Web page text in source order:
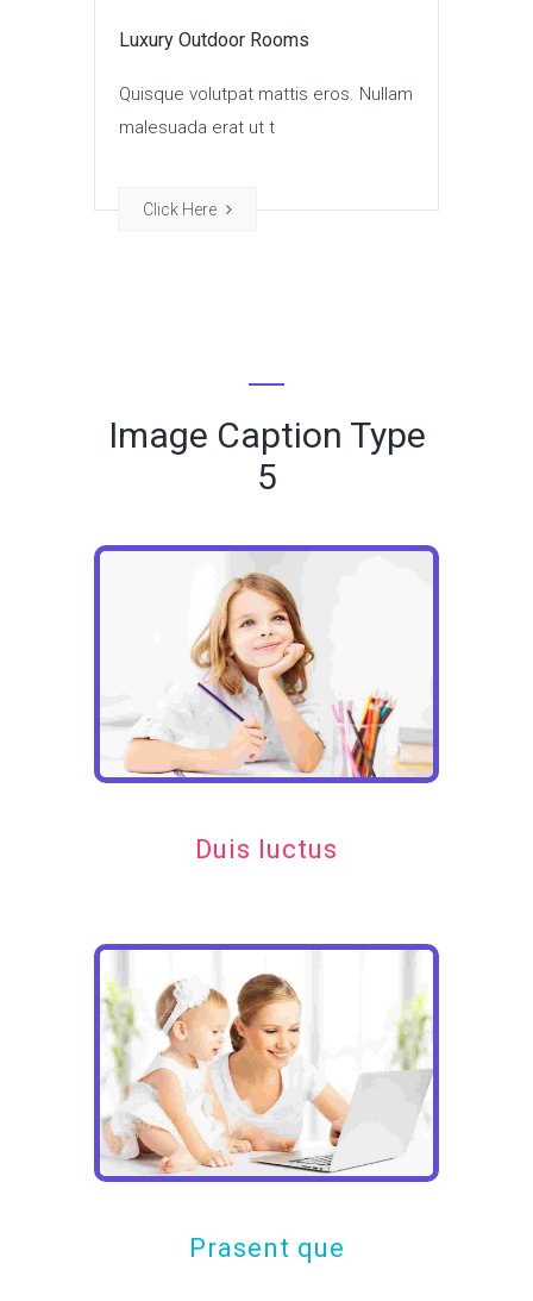
Luxury Outdoor Rooms
Quisque volutpat mattis eros. Nullam
malesuada erat ut t
Click Here
Image Caption Type
5
Duis luctus
Prasent que